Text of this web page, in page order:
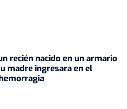
recién nacido en un armario
madre ingresara en el